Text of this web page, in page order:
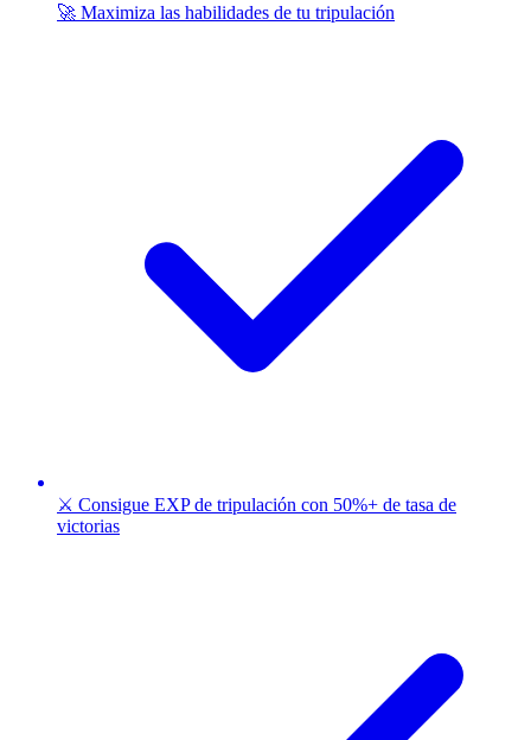
🚀 Maximiza las habilidades de tu tripulación
⚔️ Consigue EXP de tripulación con 50%+ de tasa de
victorias